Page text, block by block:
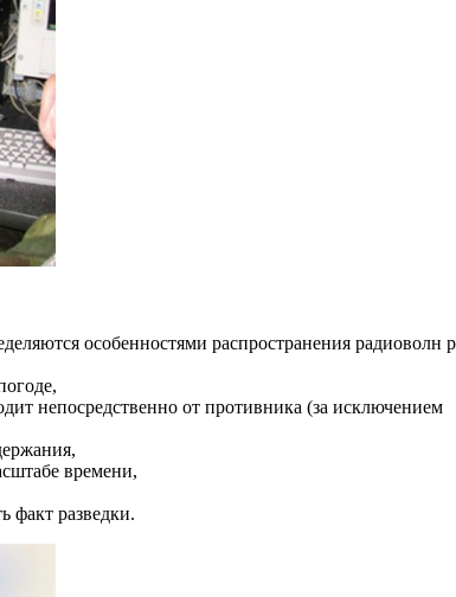
особенностями распространения радиоволн
непосредственно от противника (за исключением
времени,
факт разведки.